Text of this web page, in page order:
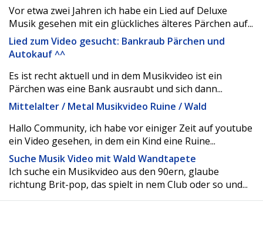
Vor etwa zwei Jahren ich habe ein Lied auf Deluxe
Musik gesehen mit ein glückliches älteres Pärchen auf...
Lied zum Video gesucht: Bankraub Pärchen und
Autokauf ^^
Es ist recht aktuell und in dem Musikvideo ist ein
Pärchen was eine Bank ausraubt und sich dann...
Mittelalter / Metal Musikvideo Ruine / Wald
Hallo Community, ich habe vor einiger Zeit auf youtube
ein Video gesehen, in dem ein Kind eine Ruine...
Suche Musik Video mit Wald Wandtapete
Ich suche ein Musikvideo aus den 90ern, glaube
richtung Brit-pop, das spielt in nem Club oder so und...